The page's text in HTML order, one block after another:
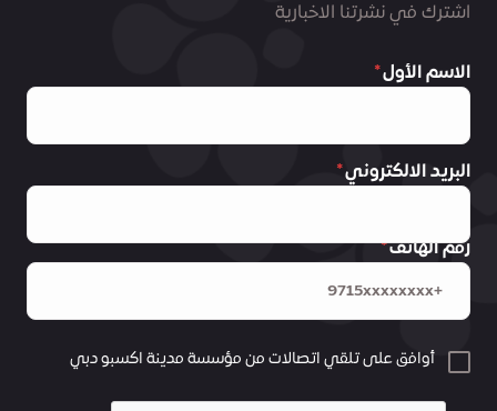
اشترك في نشرتنا الاخبارية
الاسم الأول
البريد الالكتروني
رقم الهاتف
أوافق على تلقي اتصالات من مؤسسة مدينة اكسبو دبي